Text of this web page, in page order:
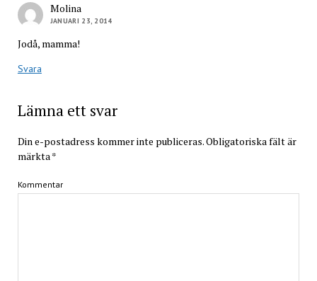
Molina
JANUARI 23, 2014
Jodå, mamma!
Svara
Lämna ett svar
Din e-postadress kommer inte publiceras.Obligatoriska fält är
märkta *
Kommentar